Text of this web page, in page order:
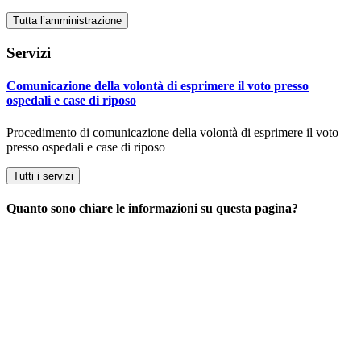
Tutta l’amministrazione
Servizi
Comunicazione della volontà di esprimere il voto presso
ospedali e case di riposo
Procedimento di comunicazione della volontà di esprimere il voto
presso ospedali e case di riposo
Tutti i servizi
Quanto sono chiare le informazioni su questa pagina?